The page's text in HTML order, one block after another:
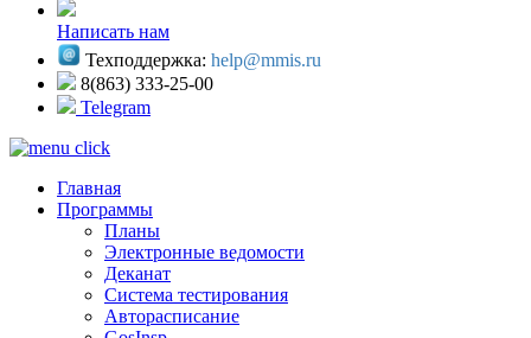
Написать нам
Техподдержка: help@mmis.ru
8(863) 333-25-00
Telegram
Главная
Программы
Планы
Электронные ведомости
Деканат
Система тестирования
Авторасписание